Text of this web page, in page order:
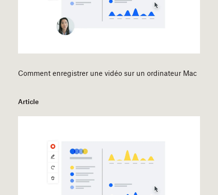
Comment enregistrer une vidéo sur un ordinateur Mac
Article